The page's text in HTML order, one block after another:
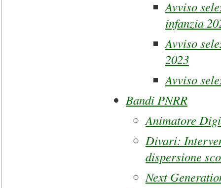
Avviso
infanzia
Avviso
2023
Avviso
Bandi PNRR
Animatore
Divari:
dispersione
Next